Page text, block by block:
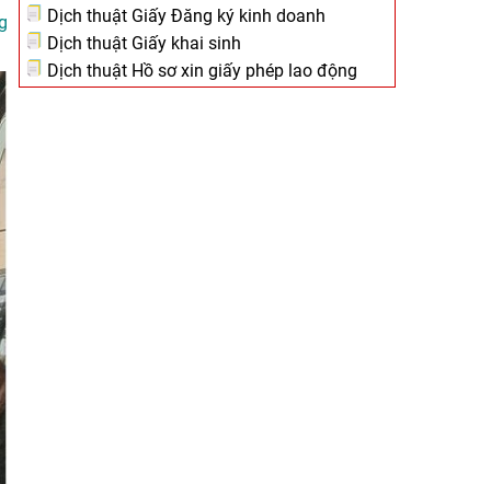
Dịch thuật Giấy Đăng ký kinh doanh
Dịch thuật Giấy khai sinh
Dịch thuật Hồ sơ xin giấy phép lao động